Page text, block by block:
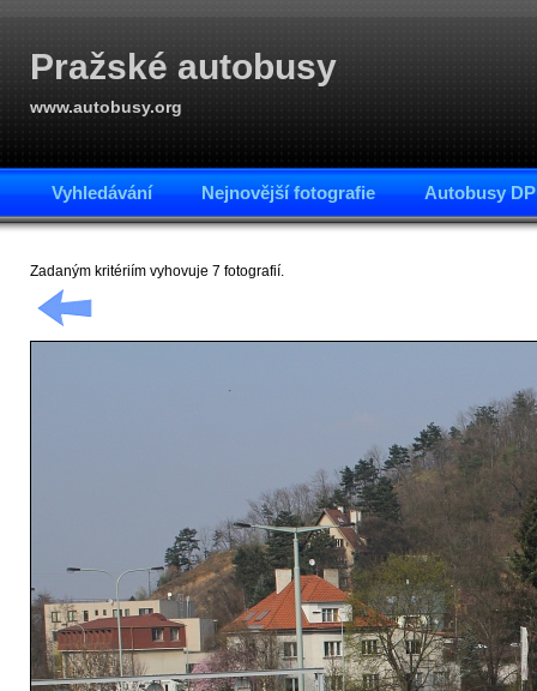
Pražské autobusy
www.autobusy.org
Vyhledávání Nejnovější fotografie Autobusy
Zadaným kritériím vyhovuje 7 fotografií.